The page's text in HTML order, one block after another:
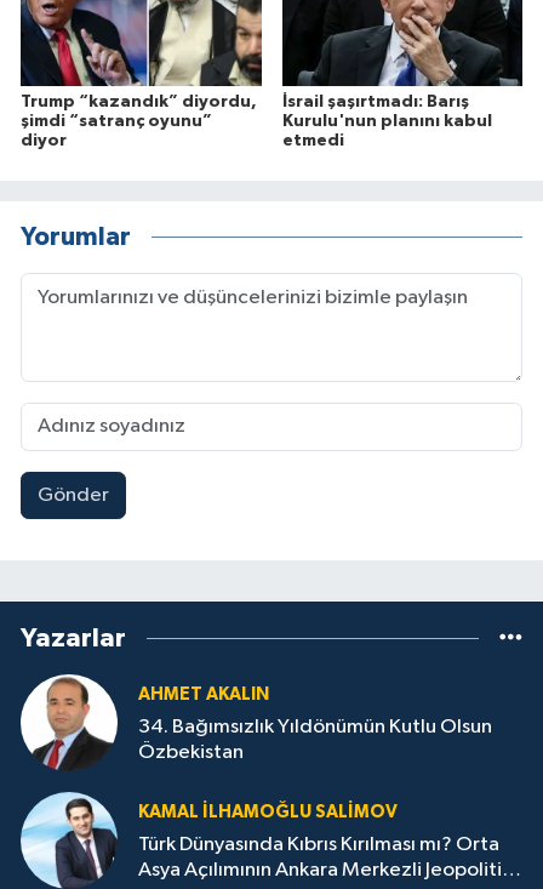
Trump “kazandık” diyordu,
şimdi “satranç oyunu”
diyor
İsrail şaşırtmadı: Barış
Kurulu'nun planını kabul
etmedi
Yorumlar
Gönder
Yazarlar
AHMET AKALIN
34. Bağımsızlık Yıldönümün Kutlu Olsun
Özbekistan
KAMAL İLHAMOĞLU SALIMOV
Türk Dünyasında Kıbrıs Kırılması mı? Orta
Asya Açılımının Ankara Merkezli Jeopolitik